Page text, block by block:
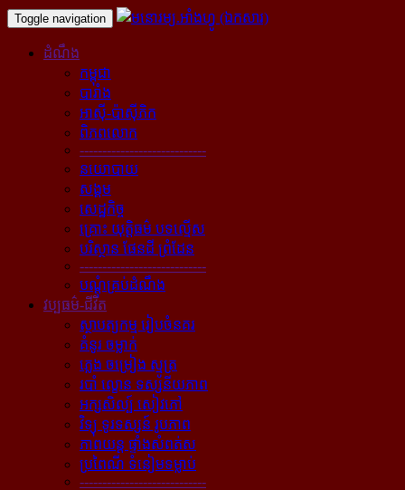
Toggle navigation
ដំណឹង
កម្ពុជា
បារាំង
អាស៊ី-ប៉ាស៊ីភិក
ពិភពលោក
----------------------------
នយោបាយ
សង្គម
សេដ្ឋកិច្ច
គ្រោះ យុត្តិធម៌ បទល្មើស
បរិស្ថាន ផែនដី ព្រំដែន
----------------------------
បណ្ដុំគ្រប់ដំណឹង
វប្បធម៌-ជីវិត
ស្ថាបត្យកម្ម រៀបចំនគរ
គំនូរ ចម្លាក់
ភ្លេង ចម្រៀង ស្មូត្រ
របាំ ល្ខោន ទស្សនីយភាព
អក្សសិល្ប៍ សៀវភៅ
វិទ្យុ ទូរទស្សន៍ រូបភាព
ភាពយន្ដ ផ្ទាំងសំពត់ស
ប្រពៃណី ទំនៀមទម្លាប់
----------------------------